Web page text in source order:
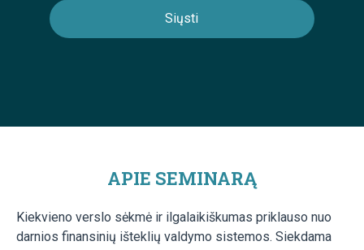
APIE SEMINARĄ
Kiekvieno verslo sėkmė ir ilgalaikiškumas priklauso nuo
darnios finansinių išteklių valdymo sistemos. Siekdama